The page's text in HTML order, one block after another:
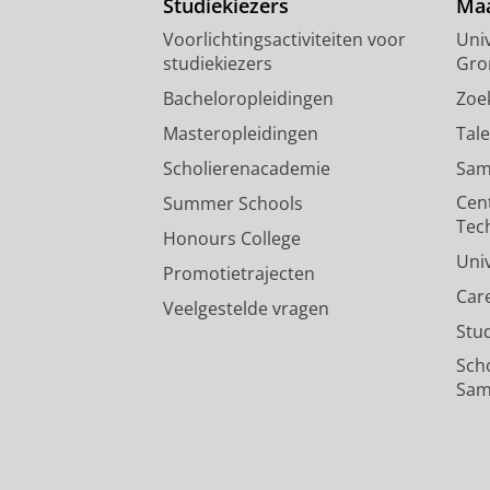
Voorlichtingsactiviteiten voor
studiekiezers
Bacheloropleidingen
Masteropleidingen
Scholierenacademie
Summer Schools
Honours College
Promotietrajecten
Veelgestelde vragen